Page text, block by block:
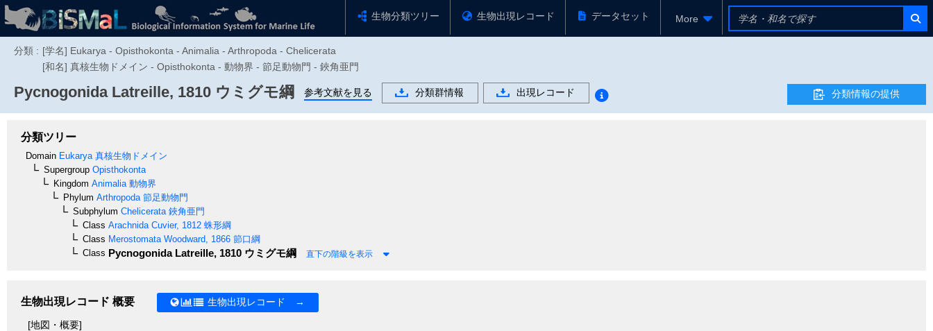
生物分類ツリー 生物出現レコード データセット More
分類 : [学名] Eukarya - Opisthokonta - Animalia - Arthropoda - Chelicerata
[和名] 真核生物ドメイン - Opisthokonta - 動物界 - 節足動物門 - 鋏角亜門
PycnogonidaLatreille, 1810 ウミグモ綱 参考文献を見る 分類群情報 出現レコード 分類情報の提供
分類ツリー
Domain Eukarya 真核生物ドメイン
Supergroup Opisthokonta
Kingdom Animalia 動物界
Phylum Arthropoda 節足動物門
Subphylum Chelicerata 鋏角亜門
Class Arachnida Cuvier, 1812 蛛形綱
Class Merostomata Woodward, 1866 節口綱
Class PycnogonidaLatreille, 1810 ウミグモ綱 直下の階級を表示
生物出現レコード 概要 生物出現レコード →
[地図・概要]